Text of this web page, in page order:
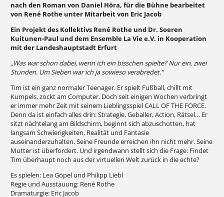
nach den Roman von Daniel Höra, für die Bühne bearbeitet
von René Rothe unter Mitarbeit von Eric Jacob
Ein Projekt des Kollektivs René Rothe und Dr. Soeren
Kuitunen-Paul und dem Ensemble La Vie e.V. in Kooperation
mit der Landeshauptstadt Erfurt
„Was war schon dabei, wenn ich ein bisschen spielte? Nur ein, zwei
Stunden. Um Sieben war ich ja sowieso verabredet.“
Tim ist ein ganz normaler Teenager. Er spielt Fußball, chillt mit
Kumpels, zockt am Computer. Doch seit einigen Wochen verbringt
er immer mehr Zeit mit seinem Lieblingsspiel CALL OF THE FORCE.
Denn da ist einfach alles drin: Strategie, Geballer, Action, Rätsel… Er
sitzt nächtelang am Bildschirm, beginnt sich abzuschotten, hat
langsam Schwierigkeiten, Realität und Fantasie
auseinanderzuhalten. Seine Freunde erreichen ihn nicht mehr. Seine
Mutter ist überfordert. Und irgendwann stellt sich die Frage: Findet
Tim überhaupt noch aus der virtuellen Welt zurück in die echte?
Es spielen: Lea Göpel und Philipp Liebl
Regie und Ausstauung: René Rothe
Dramaturgie: Eric Jacob